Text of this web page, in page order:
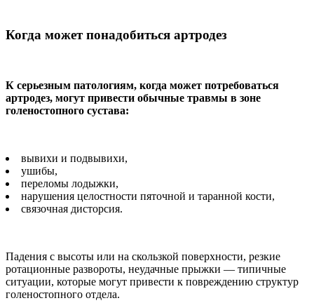
Когда может понадобиться артродез
К серьезным патологиям, когда может потребоваться
артродез, могут привести обычные травмы в зоне
голеностопного сустава:
вывихи и подвывихи,
ушибы,
переломы лодыжки,
нарушения целостности пяточной и таранной кости,
связочная дисторсия.
Падения с высоты или на скользкой поверхности, резкие
ротационные развороты, неудачные прыжки — типичные
ситуации, которые могут привести к повреждению структур
голеностопного отдела.